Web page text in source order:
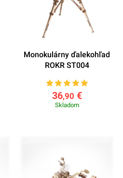
Monokulárny ďalekohľad
ROKR ST004
36,90 €
Skladom